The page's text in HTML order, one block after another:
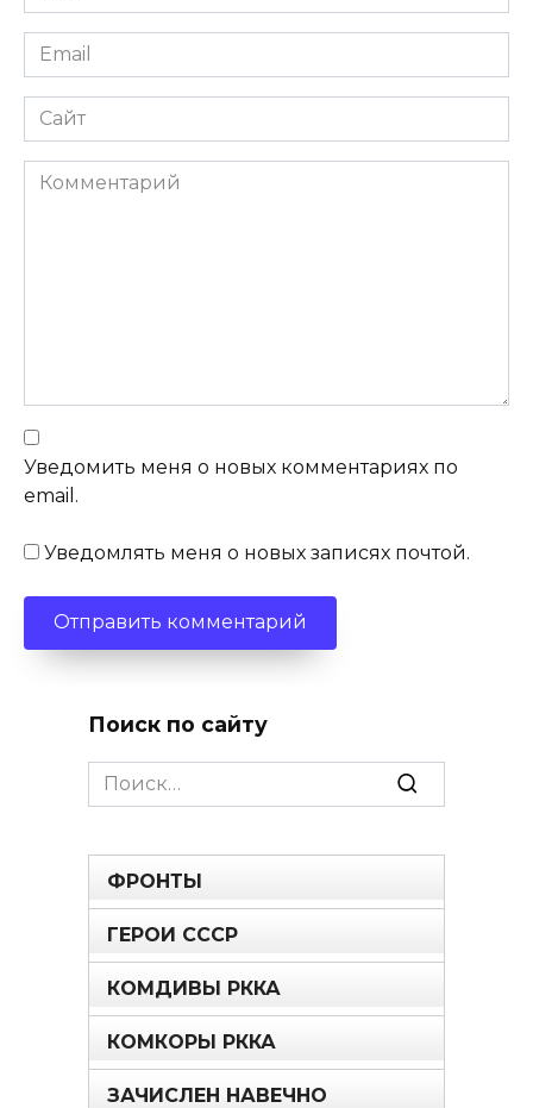
Email
Сайт
Комментарий
Уведомить меня о новых комментариях по
email.
Уведомлять меня о новых записях почтой.
Поиск по сайту
Search
for:
ФРОНТЫ
ГЕРОИ СССР
КОМДИВЫ РККА
КОМКОРЫ РККА
ЗАЧИСЛЕН НАВЕЧНО